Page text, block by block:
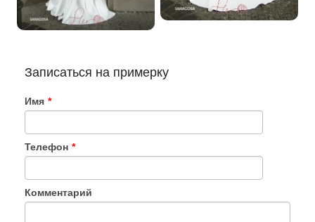
Записаться на примерку
Имя *
Телефон *
Комментарий